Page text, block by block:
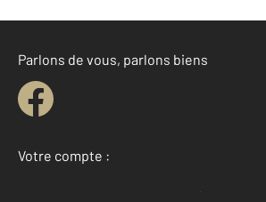
Parlons de vous, parlons biens
Votre compte :
Accéder à mon compte